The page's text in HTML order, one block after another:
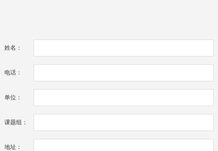
姓名：
电话：
单位：
课题组：
地址：